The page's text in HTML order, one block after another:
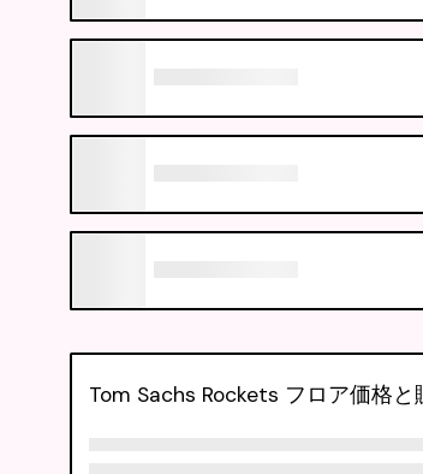
Tom Sachs Rockets フロア価格と